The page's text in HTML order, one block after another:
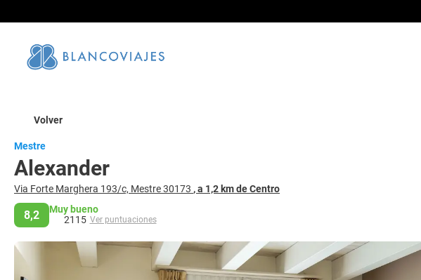
Volver
Mestre
Alexander
Via Forte Marghera 193/c, Mestre 30173 , a 1,2 km de Centro
8,2
Muy bueno
2115 Ver puntuaciones